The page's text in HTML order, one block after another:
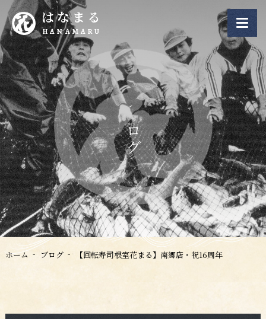
はなまる
HANAMARU
ブログ
ホーム ブログ 【回転寿司根室花まる】南郷店・祝16周年